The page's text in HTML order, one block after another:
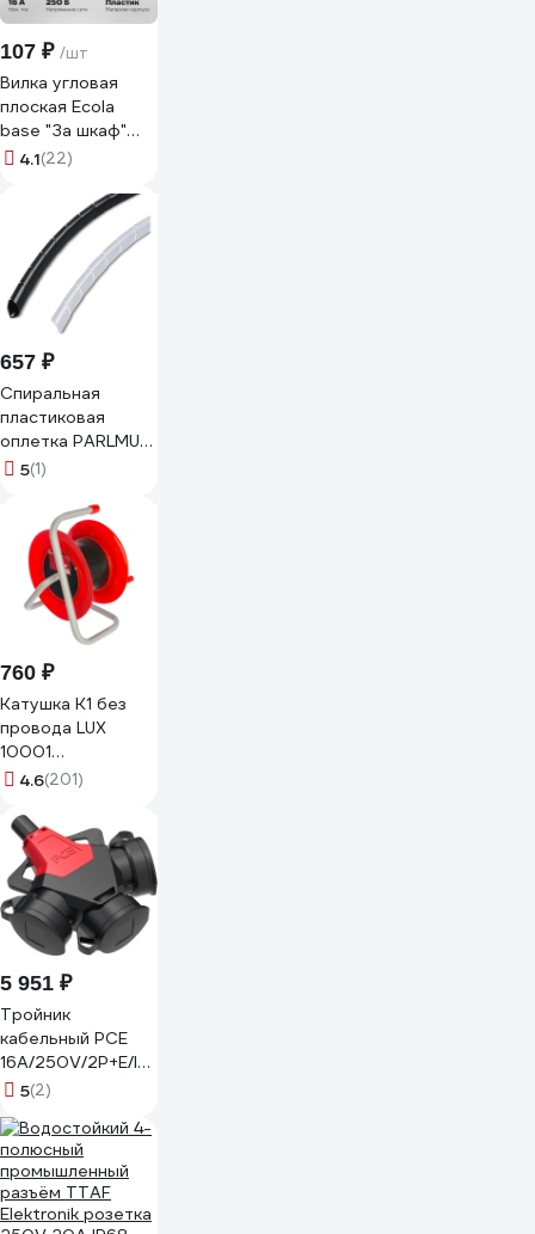
107 ₽ /шт
Вилка угловая
плоская Ecola
base "За шкаф"
Белая с
250V AEPL1WEAY
4.1(22)
657 ₽
Спиральная
пластиковая
оплетка PARLMU
SWB 8-1,
размер 8, бухта
10.5 m, цвет
черный
PR4100300
5(1)
760 ₽
Катушка K1 без
провода LUX
10001
4606400608530
4.6(201)
5 951 ₽
Тройник
кабельный PCE
16A/250V/2P+E/IP54
с резиновым
sr
5(2)